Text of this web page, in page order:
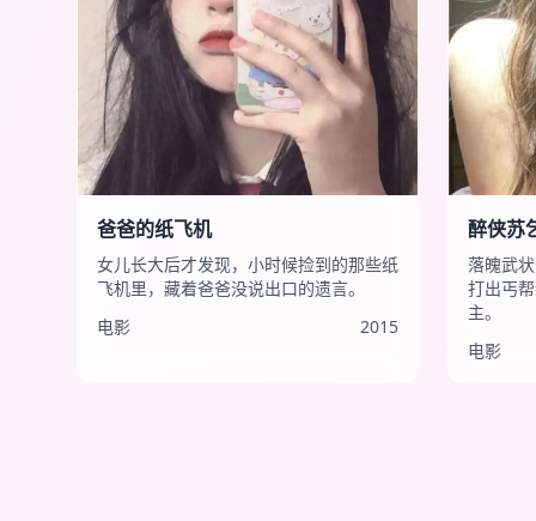
爸爸的纸飞机
女儿长大后才发现，小时候捡到的那些纸
飞机里，藏着爸爸没说出口的遗言。
电影
2015
醉侠苏
落魄武
打出丐
主。
电影